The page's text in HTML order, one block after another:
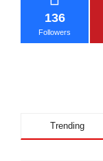
136
Followers
Trending